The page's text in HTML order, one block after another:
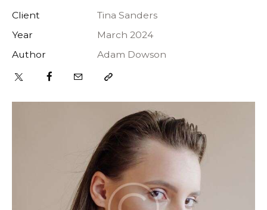
Client
Tina Sanders
Year
March 2024
Author
Adam Dowson